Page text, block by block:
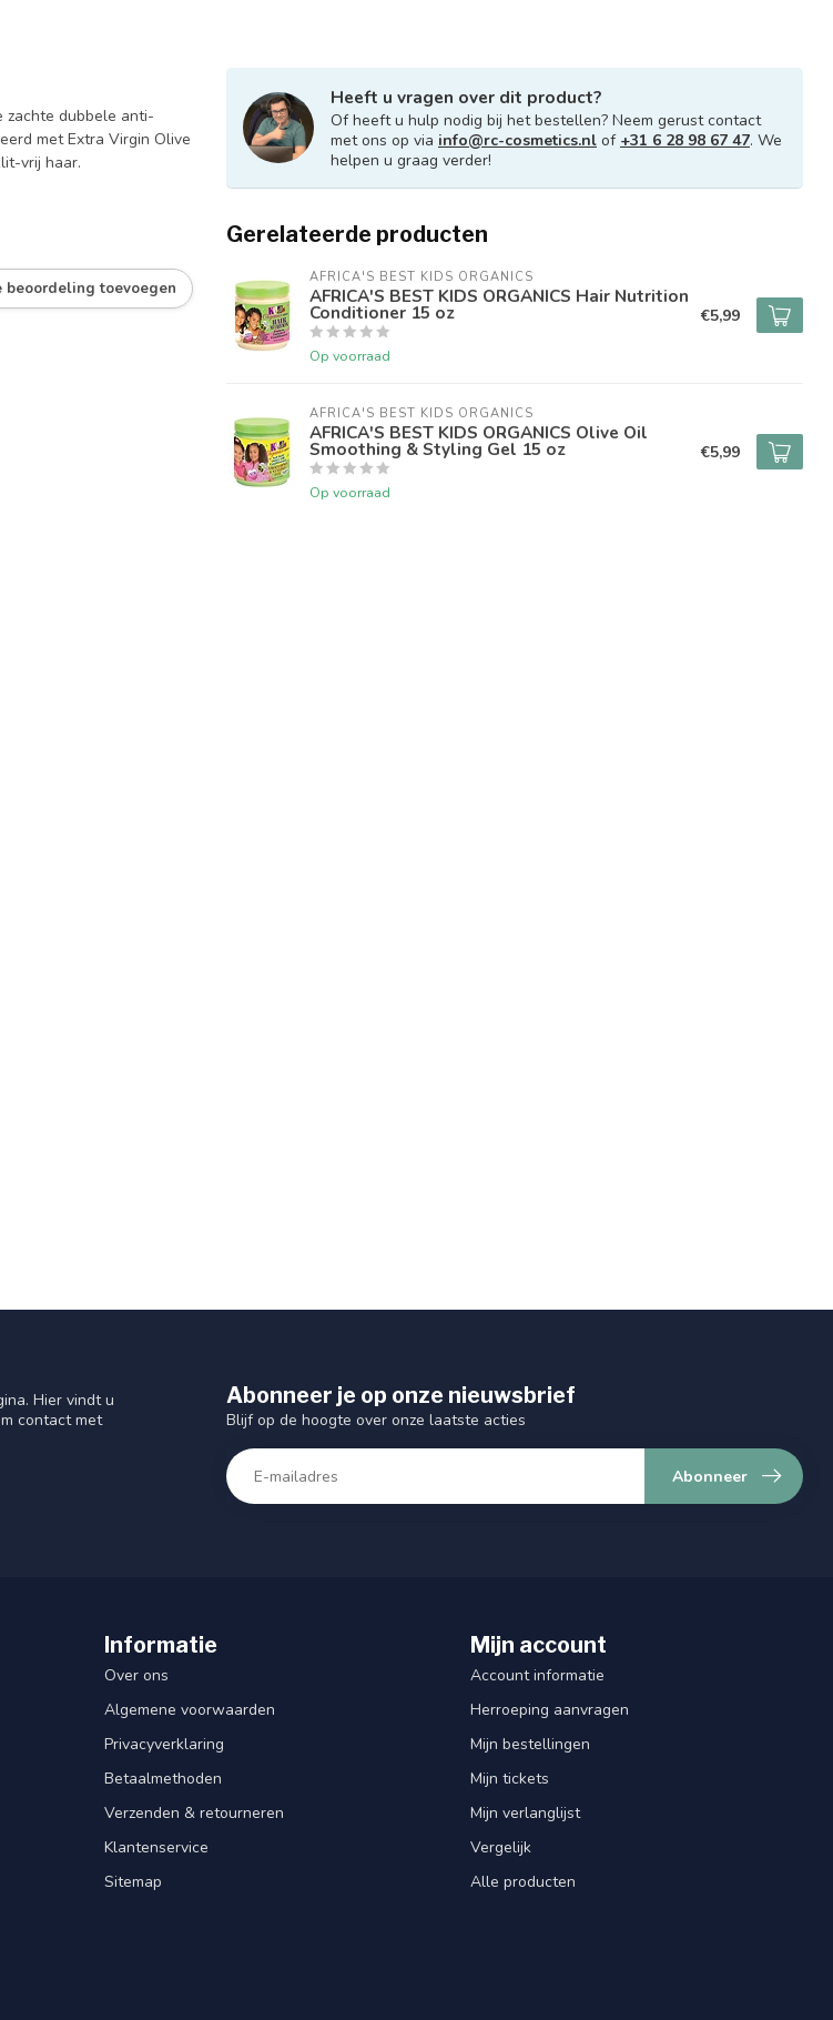
zachte dubbele anti-
met Extra Virgin Olive
vrij haar.
beoordeling toevoegen
Heeft u vragen over dit product?
Of heeft u hulp nodig bij het bestellen? Neem gerust contact
met ons op via info@rc-cosmetics.nl of +31 6 28 98 67 47. We
helpen u graag verder!
Gerelateerde producten
AFRICA'S BEST KIDS ORGANICS
AFRICA'S BEST KIDS ORGANICS Hair Nutrition
Conditioner 15 oz
Op voorraad
€5,99
AFRICA'S BEST KIDS ORGANICS
AFRICA'S BEST KIDS ORGANICS Olive Oil
Smoothing & Styling Gel 15 oz
Op voorraad
€5,99
Hier vindt u
contact met
Abonneer je op onze nieuwsbrief
Blijf op de hoogte over onze laatste acties
Abonneer
Informatie
Over ons
Algemene voorwaarden
Privacyverklaring
Betaalmethoden
Verzenden & retourneren
Klantenservice
Sitemap
Mijn account
Account informatie
Herroeping aanvragen
Mijn bestellingen
Mijn tickets
Mijn verlanglijst
Vergelijk
Alle producten